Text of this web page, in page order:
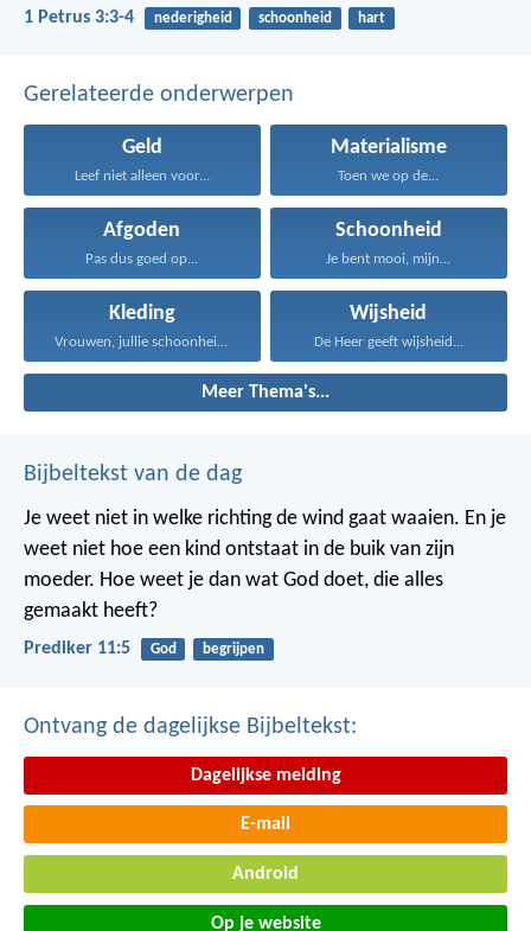
1 Petrus 3:3-4 nederigheid schoonheid hart
Gerelateerde onderwerpen
Geld
Leef niet alleen voor...
Materialisme
Toen we op de...
Afgoden
Pas dus goed op...
Schoonheid
Je bent mooi, mijn...
Kleding
Vrouwen, jullie schoonheid wordt...
Wijsheid
De Heer geeft wijsheid...
Meer Thema's...
Bijbeltekst van de dag
Je weet niet in welke richting de wind gaat waaien. En je
weet niet hoe een kind ontstaat in de buik van zijn
moeder. Hoe weet je dan wat God doet, die alles
gemaakt heeft?
Prediker 11:5 God begrijpen
Ontvang de dagelijkse Bijbeltekst:
Dagelijkse melding
E-mail
Android
Op je website